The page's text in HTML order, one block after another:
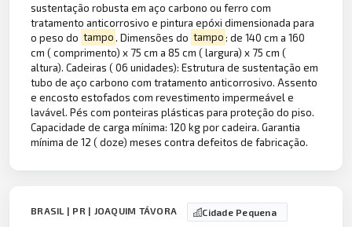
sustentação robusta em aço carbono ou ferro com
tratamento anticorrosivo e pintura epóxi dimensionada para
o peso do tampo. Dimensões do tampo: de 140 cm a 160
cm ( comprimento) x 75 cm a 85 cm ( largura) x 75 cm (
altura). Cadeiras ( 06 unidades): Estrutura de sustentação em
tubo de aço carbono com tratamento anticorrosivo. Assento
e encosto estofados com revestimento impermeável e
lavável. Pés com ponteiras plásticas para proteção do piso.
Capacidade de carga mínima: 120 kg por cadeira. Garantia
mínima de 12 ( doze) meses contra defeitos de fabricação.
BRASIL | PR | JOAQUIM TÁVORA Cidade Pequena